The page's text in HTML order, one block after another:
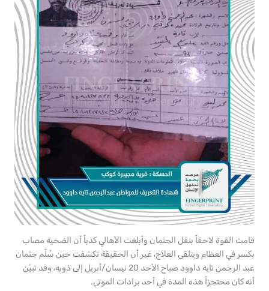
قامت القوة لاحقاً بنقل الجثمان وأبلغت الأهالي كذباً أن الضحية مصاب
بكسر في العظام ويتلقى العلاج، غير أن الحقيقة تكشفت حين سُلّم جثمان
عبد الرحمن تايه داوود صباح الأحد 20 نيسان/أبريل إلى ذويه، وقد تبيّن
أنه كان محتجزاً هذه المدة في أحد برادات الموتى.